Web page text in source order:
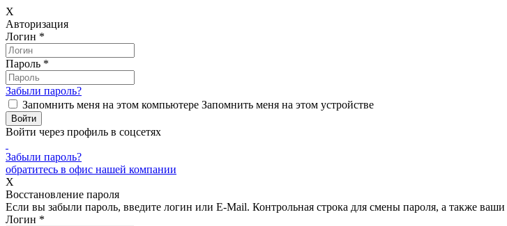
X
Авторизация
Логин *
Пароль *
Забыли пароль?
Запомнить меня на этом компьютере Запомнить меня на этом устройстве
Войти через профиль в соцсетях
Забыли пароль?
обратитесь в офис нашей компании
X
Восстановление пароля
Если вы забыли пароль, введите логин или E-Mail. Контрольная строка для смены пароля, а также
Логин *